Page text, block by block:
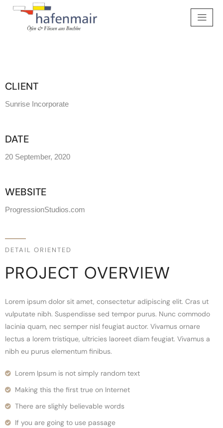
Deichtor Office
CLIENT
Sunrise Incorporate
DATE
20 September, 2020
WEBSITE
ProgressionStudios.com
DETAIL ORIENTED
PROJECT OVERVIEW
Lorem ipsum dolor sit amet, consectetur adipiscing elit. Cras ut
vulputate nibh. Suspendisse sed tempor purus. Nunc commodo
lacinia quam, nec semper nisl feugiat auctor. Vivamus ornare
lectus a lorem tristique, ultricies laoreet diam feugiat. Vivamus a
nibh eu purus elementum finibus.
Lorem Ipsum is not simply random text
Making this the first true on Internet
There are slighly believable words
If you are going to use passage